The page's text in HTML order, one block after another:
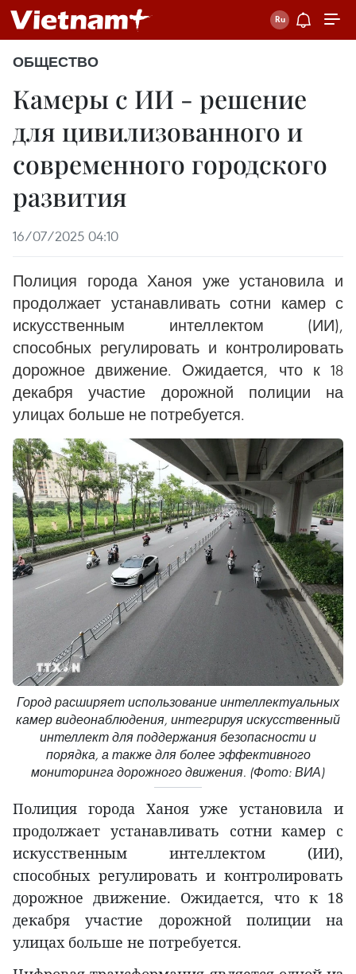
ОБЩЕСТВО
Камеры с ИИ - решение
для цивилизованного и
современного городского
развития
16/07/2025 04:10
Полиция города Ханоя уже установила и
продолжает устанавливать сотни камер с
искусственным интеллектом (ИИ),
способных регулировать и контролировать
дорожное движение. Ожидается, что к 18
декабря участие дорожной полиции на
улицах больше не потребуется.
Город расширяет использование интеллектуальных
камер видеонаблюдения, интегрируя искусственный
интеллект для поддержания безопасности и
порядка, а также для более эффективного
мониторинга дорожного движения. (Фото: ВИА)
Полиция города Ханоя уже установила и
продолжает устанавливать сотни камер с
искусственным интеллектом (ИИ),
способных регулировать и контролировать
дорожное движение. Ожидается, что к 18
декабря участие дорожной полиции на
улицах больше не потребуется.